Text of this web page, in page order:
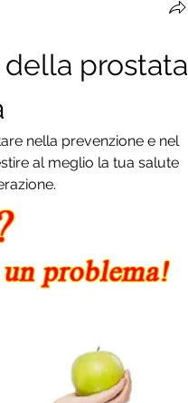
prostata
nella prevenzione e nel
al meglio la tua salute